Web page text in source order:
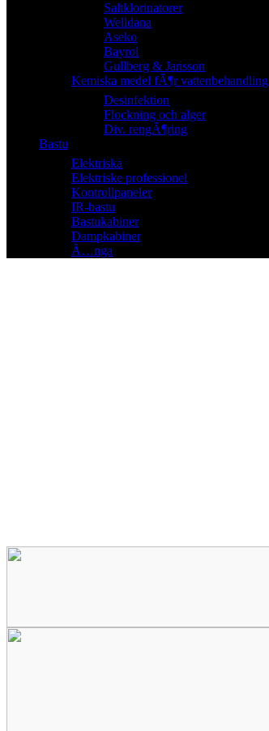
Saltklorinatorer
Welldana
Aseko
Bayrol
Gullberg & Jansson
Kemiska medel fÃ¶r vattenbehandling
Desinfektion
Flockning och alger
Div. rengÃ¶ring
Bastu
Elektriska
Elektriske professionel
Kontrollpaneler
IR-bastu
Bastukabiner
Dampkabiner
Ã…nga